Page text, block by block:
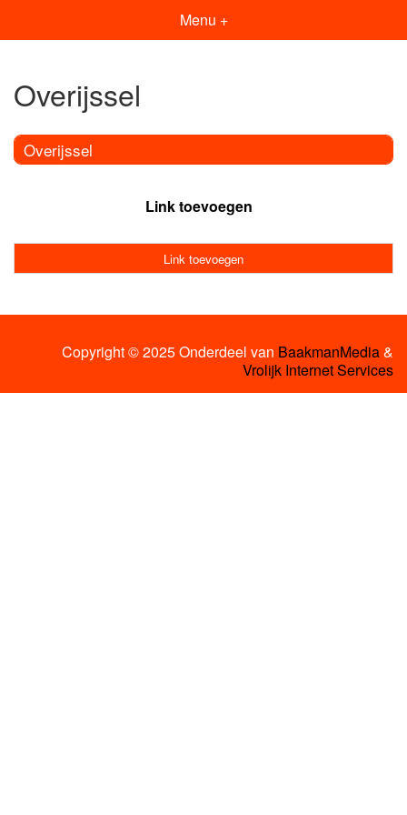
Menu +
Overijssel
Overijssel
Link toevoegen
Link toevoegen
Copyright © 2025 Onderdeel van BaakmanMedia&
Vrolijk Internet Services